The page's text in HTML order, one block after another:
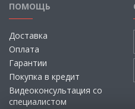
ПОМОЩЬ
Доставка
Оплата
Гарантии
Покупка в кредит
Видеоконсультация со
специалистом